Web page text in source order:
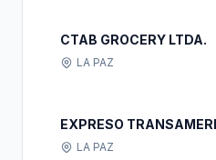
CTAB GROCERY LTDA.
LA PAZ
EXPRESO
LA PAZ